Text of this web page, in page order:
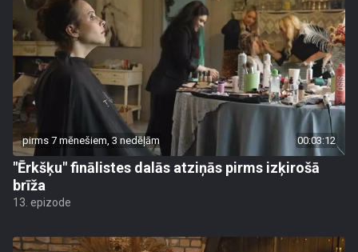
pirms 7 mēnešiem, 3 nedēļām 00:03:12
"Ērkšķu" finālistes dalās atziņās pirms izķirošā
brīža
13. epizode